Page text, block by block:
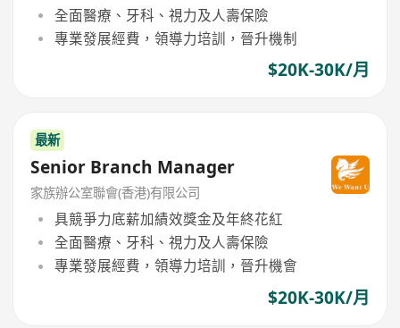
全面醫療、牙科、視力及人壽保險
專業發展經費，領導力培訓，晉升機制
$20K-30K/月
最新
Senior Branch Manager
家族辦公室聯會(香港)有限公司
具競爭力底薪加績效獎金及年終花紅
全面醫療、牙科、視力及人壽保險
專業發展經費，領導力培訓，晉升機會
$20K-30K/月